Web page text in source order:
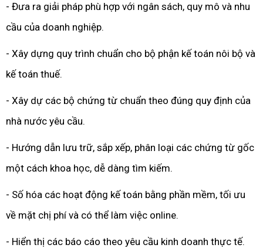
- Đưa ra giải pháp phù hợp với ngân sách, quy mô và nhu
cầu của doanh nghiệp.
- Xây dựng quy trình chuẩn cho bộ phận kế toán nôi bộ và
kế toán thuế.
- Xây dự các bộ chứng từ chuẩn theo đúng quy định của
nhà nước yêu cầu.
- Hướng dẫn lưu trữ, sắp xếp, phân loại các chứng từ gốc
một cách khoa học, dễ dàng tìm kiếm.
- Số hóa các hoạt động kế toán bằng phần mềm, tối ưu
về mặt chị phí và có thể làm việc online.
- Hiển thị các báo cáo theo yêu cầu kinh doanh thực tế.